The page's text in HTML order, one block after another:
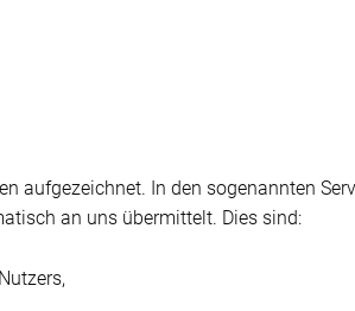
aufgezeichnet. In den sogenannten
an uns übermittelt. Dies sind: